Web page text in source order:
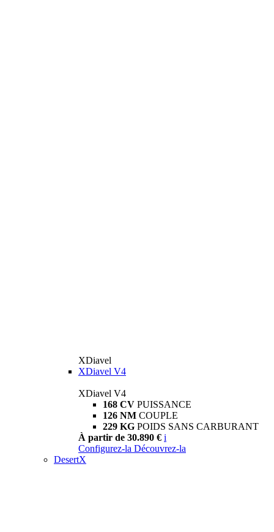
XDiavel
XDiavel V4
XDiavel V4
168 CV PUISSANCE
126 NM COUPLE
229 KG POIDS SANS CARBURANT
À partir de 30.890 € i
Configurez-la Découvrez-la
DesertX